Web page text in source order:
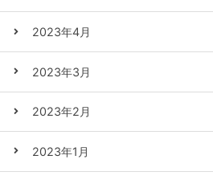
2023年4月
2023年3月
2023年2月
2023年1月